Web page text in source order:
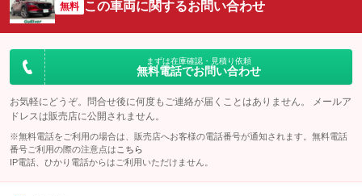
無料 この車両に関するお問い合わせ
まずは在庫確認・見積り依頼
無料電話でお問い合わせ
お気軽にどうぞ。問合せ後に何度もご連絡が届くことはありません。 メールア
ドレスは販売店に公開されません。
※無料電話をご利用の場合は、販売店へお客様の電話番号が通知されます。無料電話
番号ご利用の際の注意点は こちら
IP電話、ひかり電話からはご利用いただけません。